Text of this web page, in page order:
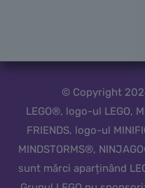
© Copyright
LEGO®, logo-ul LEGO,
FRIENDS, logo-ul
MINDSTORMS®,
sunt mărci aparținând